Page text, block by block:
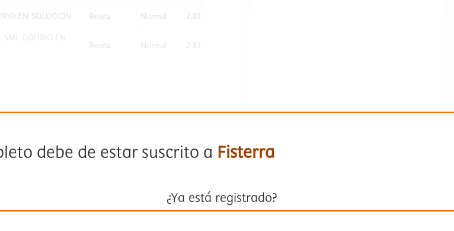
EN SOLUCION Receta Normal 2,83
5ML COLIRIO EN
Receta Normal 2,83
debe de estar suscrito a Fisterra
¿Ya está registrado?